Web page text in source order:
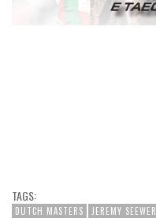
TAGS:
DUTCH MASTERS JEREMY SEEWER